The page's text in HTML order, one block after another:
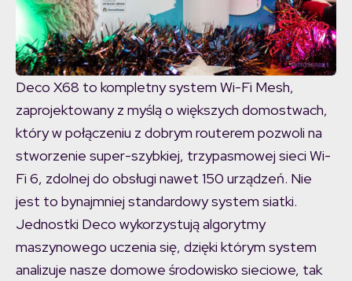
Deco X68 to kompletny system Wi-Fi Mesh,
zaprojektowany z myślą o większych domostwach,
który w połączeniu z dobrym routerem pozwoli na
stworzenie super-szybkiej, trzypasmowej sieci Wi-
Fi 6, zdolnej do obsługi nawet 150 urządzeń. Nie
jest to bynajmniej standardowy system siatki.
Jednostki Deco wykorzystują algorytmy
maszynowego uczenia się, dzięki którym system
analizuje nasze domowe środowisko sieciowe, tak